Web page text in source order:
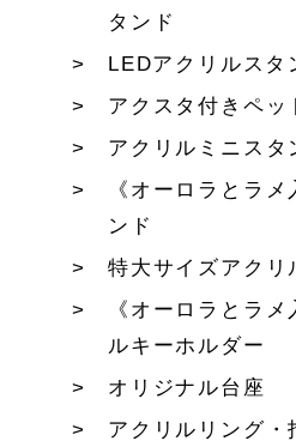
タンド
LEDアクリルスタ
アクスタ付きペッ
アクリルミニスタ
《オーロラとラ
ンド
特大サイズアクリ
《オーロラとラ
ルキーホルダー
オリジナル台座
アクリルリング・